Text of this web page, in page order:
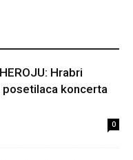
Hrabri
koncerta
0